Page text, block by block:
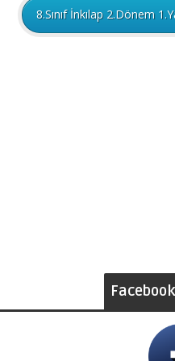
8.Sınıf İnkılap 2.Dönem